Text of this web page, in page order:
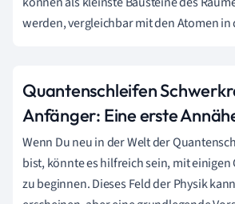
werden, vergleichbar mit den Atomen in
Quantenschleifen
Anfänger: Eine erste
Wenn Du neu in der Welt der
bist, könnte es hilfreich sein, mit
zu beginnen. Dieses Feld der Physik